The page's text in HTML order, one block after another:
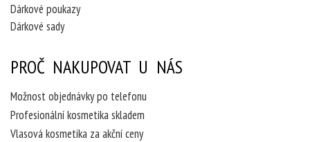
Dárkové poukazy
Dárkové sady
PROČ NAKUPOVAT U NÁS
Možnost objednávky po telefonu
Profesionální kosmetika skladem
Vlasová kosmetika za akční ceny